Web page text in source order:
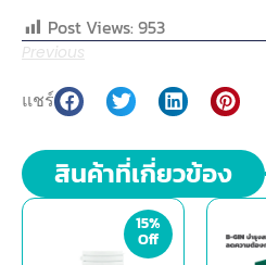
Post Views: 953
Previous
แชร์
สินค้าที่เกี่ยวข้อง
15%
Off